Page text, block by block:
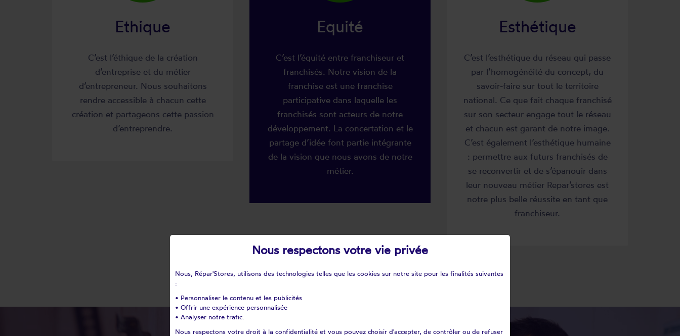
Ethique
C’est l’éthique de la création
d’entreprise et du métier
d’entrepreneur. Nous souhaitons
rendre accessible à chacun cette
création et partageons cette passion
d’entreprendre.
Equité
C’est l’équité entre franchiseur et
franchisés. Notre vision de la
franchise est une franchise
participative dans laquelle les
franchisés sont acteurs de notre
développement. La concertation et le
partage d’idée font partie intégrante
de la vision que nous avons de notre
métier.
Esthétique
C’est l’esthétique du réseau qui passe
par l’homogénéité du concept, du
savoir-faire sur tout le territoire
national. Ce que fait chaque franchisé
sur son secteur engage tout le réseau
et chacun est garant de notre image.
C’est également l’esthétique humaine
: permettre aux futurs franchisés de
se reconvertir et de s’épanouir dans
leur nouveau métier Repar’stores est
notre plus belle réussite en tant que
franchiseur.
Nous respectons votre vie privée
Nous, Répar'Stores, utilisons des technologies telles que les cookies sur notre site pour les finalités suivantes
:
• Personnaliser le contenu et les publicités
• Offrir une expérience personnalisée
• Analyser notre trafic.
Nous respectons votre droit à la confidentialité et vous pouvez choisir d'accepter, de contrôler ou de refuser